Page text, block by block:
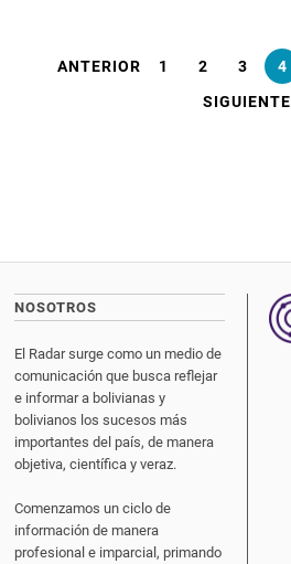
ANTERIOR 1 2 3 4
SIGUIENTE
NOSOTROS
El Radar surge como un medio de
comunicación que busca reflejar
e informar a bolivianas y
bolivianos los sucesos más
importantes del país, de manera
objetiva, científica y veraz.
Comenzamos un ciclo de
información de manera
profesional e imparcial, primando